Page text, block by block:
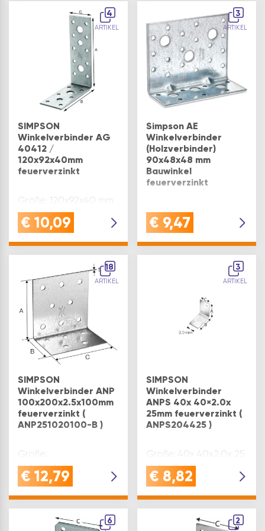
4
ARTIKEL
SIMPSON
Winkelverbinder AG
40412 /
120x92x40mm
feuerverzinkt
Größe: 120x92x40 mm
€ 10,09
3
ARTIKEL
Simpson AE
Winkelverbinder
(Holzverbinder)
90x48x48 mm
Bauwinkel
feuerverzinkt
Größe: 90x48x48 mm
€ 9,47
18
ARTIKEL
SIMPSON
Winkelverbinder ANP
100x200x2.5x100mm
feuerverzinkt (
ANP251020100-B )
Größe:
100x200x2.5x100 mm
€ 12,79
3
ARTIKEL
SIMPSON
Winkelverbinder
ANPS 40x 40×2.0x
25mm feuerverzinkt (
ANPS204425 )
Größe: 40x 40x2.0x 25
mm
€ 8,82
6 2